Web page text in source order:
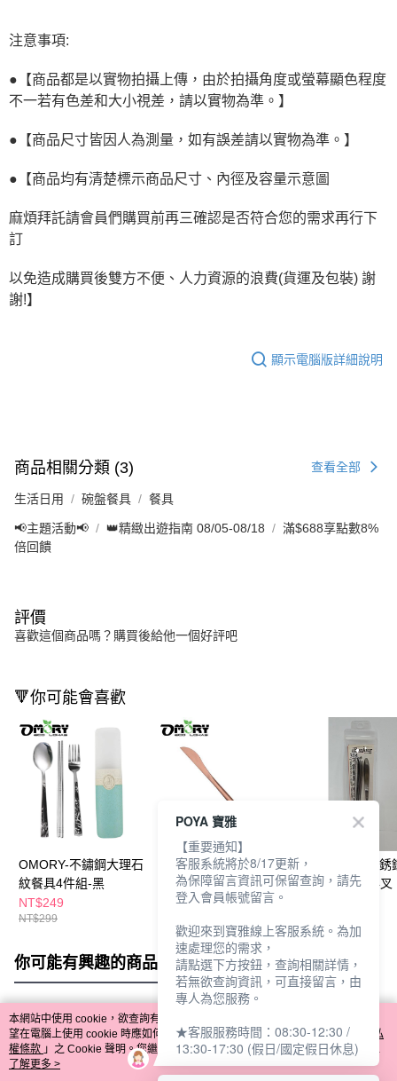
注意事項:
●【商品都是以實物拍攝上傳，由於拍攝角度或螢幕顯色程度
不一若有色差和大小視差，請以實物為準。】
●【商品尺寸皆因人為測量，如有誤差請以實物為準。】
●【商品均有清楚標示商品尺寸、內徑及容量示意圖
麻煩拜託請會員們購買前再三確認是否符合您的需求再行下
訂
以免造成購買後雙方不便、人力資源的浪費(貨運及包裝) 謝
謝!】
顯示電腦版詳細說明
商品相關分類 (3) 查看全部
生活日用 碗盤餐具 餐具
📢主題活動📢 👑精緻出遊指南 08/05-08/18
滿$688享點數8%
倍回饋
評價
喜歡這個商品嗎？購買後給他一個好評吧
🔻你可能會喜歡
OMORY-不鏽鋼大理石
紋餐具4件組-黑
NT$249
NT$299
OMORY不鏽鋼鍍鈦輕
奢餐刀-玫瑰金
NT$110
iBonjour304不銹
心餐具組-1刀4叉
你可能有興趣的商品 全站排行
熱門標籤
本網站中使用 cookie，欲查詢有關本網站使用 cookie 方式之詳情，及若您不希
望在電腦上使用 cookie 時應如何變更電腦的 cookie 設定，請參閱本網站「
隱私
權條款 」之 Cookie 聲明。您繼續使用本網站即表示您同意本公司得按本網站使
用條款之 Cookie 聲明使用 cookie。
了解更多 >
POYA 寶雅
【重要通知】
客服系統將於8/17更新，
為保障留言資訊可保留查詢，請先
登入會員帳號留言。
歡迎來到寶雅線上客服系統。為加
速處理您的需求，
請點選下方按鈕，查詢相關詳情，
若無欲查詢資訊，可直接留言，由
專人為您服務。
★客服服務時間：08:30-12:30 /
13:30-17:30 (假日/國定假日休息)